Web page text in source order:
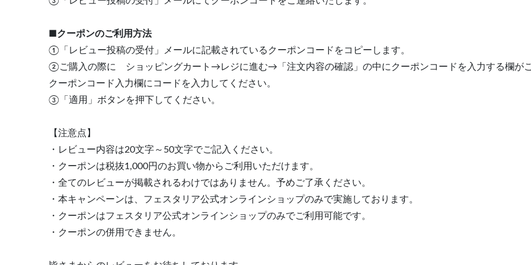
■クーポンのご利用方法
①「レビュー投稿の受付」メールに記載されているクーポンコードをコピーします。
②ご購入の際に ショッピングカート→レジに進む→「注文内容の確認」の中にクーポンコードを入力する欄がご
クーポンコード入力欄にコードを入力してください。
③「適用」ボタンを押下してください。
【注意点】
・レビュー内容は20文字～50文字でご記入ください。
・クーポンは税抜1,000円のお買い物からご利用いただけます。
・全てのレビューが掲載されるわけではありません。予めご了承ください。
・本キャンペーンは、フェスタリア公式オンラインショップのみで実施しております。
・クーポンはフェスタリア公式オンラインショップのみでご利用可能です。
・クーポンの併用できません。